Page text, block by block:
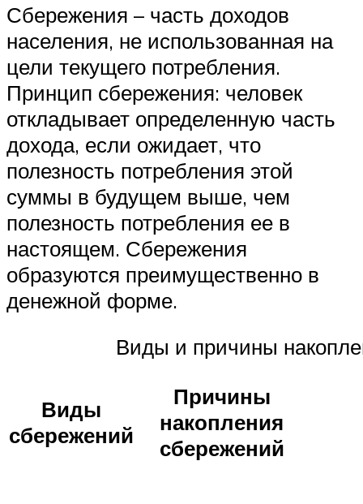
Сбережения – часть доходов
населения, не использованная на
цели текущего потребления.
Принцип сбережения: человек
откладывает определенную часть
дохода, если ожидает, что
полезность потребления этой
суммы в будущем выше, чем
полезность потребления ее в
настоящем. Сбережения
образуются преимущественно в
денежной форме.
Виды и причины
Виды
сбережений
Причины
накопления
сбережений